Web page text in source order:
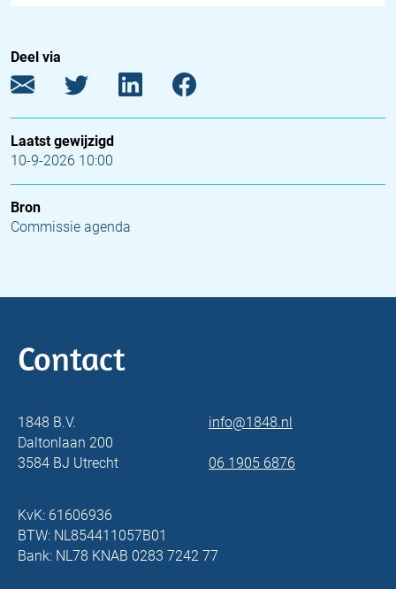
Deel via
Laatst gewijzigd
10-9-2026 10:00
Bron
Commissie agenda
Contact
1848 B.V.
Daltonlaan 200
3584 BJ Utrecht
info@1848.nl
06 1905 6876
KvK: 61606936
BTW: NL854411057B01
Bank: NL78 KNAB 0283 7242 77